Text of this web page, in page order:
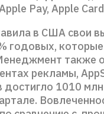
Pay, Apple
в США свои
годовых,
также
рекламы,
достигло 1010